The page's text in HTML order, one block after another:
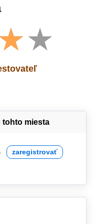
tohto miesta
zaregistrovať